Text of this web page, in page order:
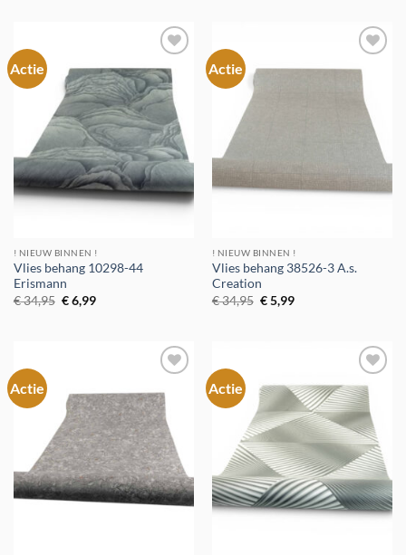
Actie
Toevoegen
aan
verlanglijst
! NIEUW BINNEN !
Vlies behang 10298-44
Erismann
€34,95 Oorspronkelijke
prijs
€6,99Huidige
Actie
Toevoegen
! NIEUW BINNEN !
Vlies behang 38526-3 A.s.
Creation
€34,95 Oorspronkelijke
prijs
€5,99Huidige
Actie
aan
verlanglijst
Actie
Toevoegen
aan
verlanglijst